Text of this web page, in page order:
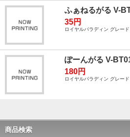
ふぁねるがる V-
35円
ロイヤルパラディン グレー
ぽーんがる V-
180円
ロイヤルパラディン グレー
商品検索